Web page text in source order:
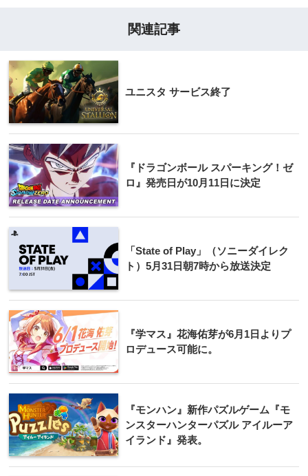
関連記事
ユニスタ サービス終了
『ドラゴンボール スパーキング！ゼ
ロ』発売日が10月11日に決定
「State of Play」（ソニーダイレク
ト）5月31日朝7時から放送決定
『学マス』花海佑芽が6月1日よりプ
ロデュース可能に。
『モンハン』新作パズルゲーム『モ
ンスターハンターパズル アイルーア
イランド』発表。